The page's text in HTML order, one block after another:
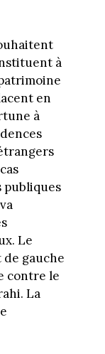
à
en
à
publiques
Le
de gauche
contre le
La